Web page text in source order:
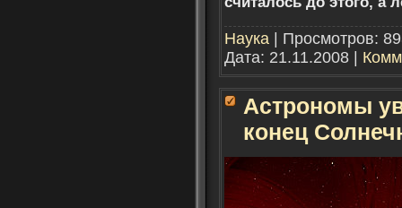
Наука | Просмотров:
Дата: 21.11.2008
Астрономы
конец